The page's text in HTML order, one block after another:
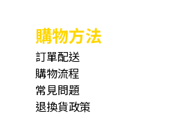
購物方法
訂單配送
購物流程
常見問題
退換貨政策